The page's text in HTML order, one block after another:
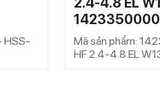
HSS-
1423350000
Mã sản phẩm:
HF 2.4-4.8 EL